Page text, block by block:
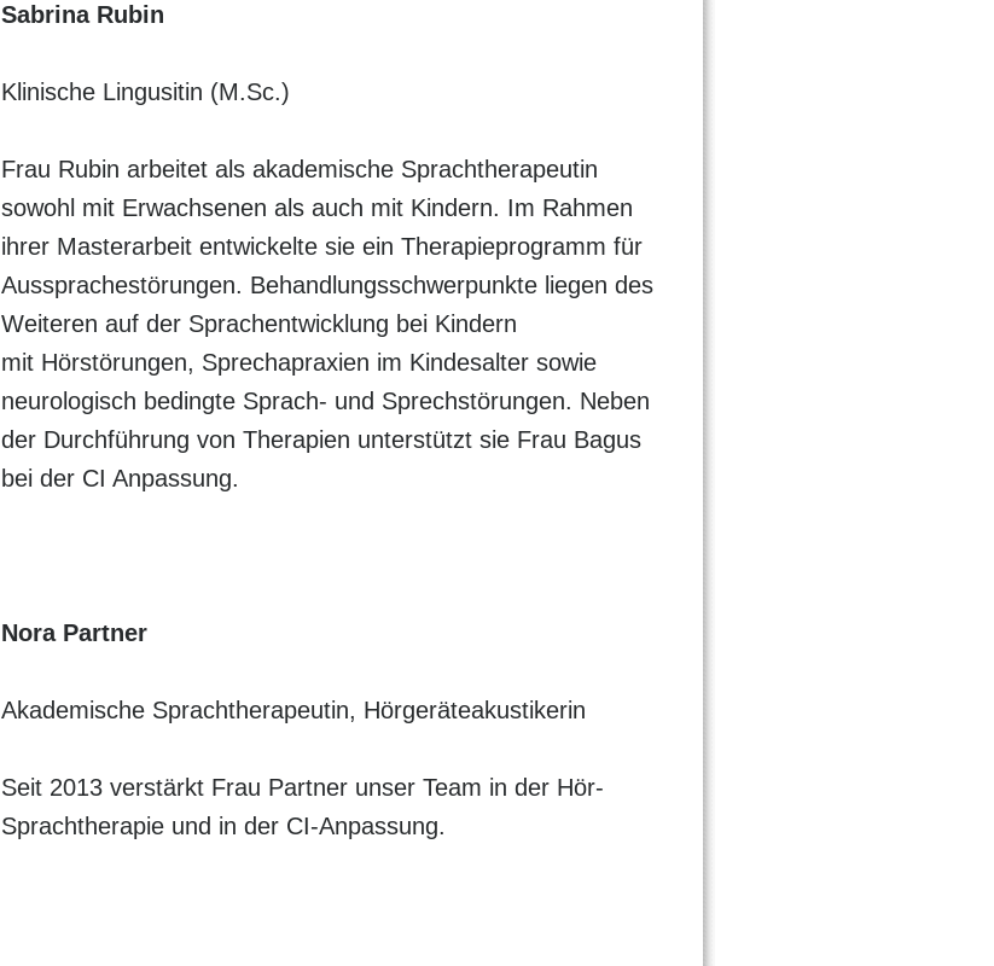
Sabrina Rubin
Klinische Lingusitin (M.Sc.)
Frau Rubin arbeitet als akademische Sprachtherapeutin
sowohl mit Erwachsenen als auch mit Kindern. Im Rahmen
ihrer Masterarbeit entwickelte sie ein Therapieprogramm für
Aussprachestörungen. Behandlungsschwerpunkte liegen des
Weiteren auf der Sprachentwicklung bei Kindern
mit Hörstörungen, Sprechapraxien im Kindesalter sowie
neurologisch bedingte Sprach- und Sprechstörungen. Neben
der Durchführung von Therapien unterstützt sie Frau Bagus
bei der CI Anpassung.
Nora Partner
Akademische Sprachtherapeutin, Hörgeräteakustikerin
Seit 2013 verstärkt Frau Partner unser Team in der Hör-
Sprachtherapie und in der CI-Anpassung.